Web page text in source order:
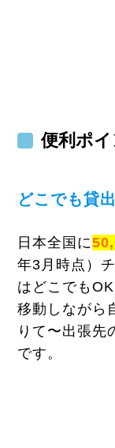
便利ポ
どこでも貸
日本全国に
年3月時点）
はどこでもOK
移動しながら
りて〜出張先
です。